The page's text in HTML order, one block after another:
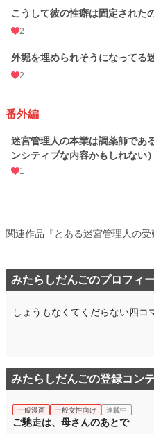
こうして彼の性癖は固定された
2
外堀を埋められそうになってる
2
番外編
迷宮管理人の本業は調薬師であ
ンシティブな内容かもしれない）
1
関連作品『とある迷宮管理人の受
みたらしだんごのプロフィ
しょうもなくてくだらない四コ
みたらしだんごの登録コン
一般漫画 一般女性向け 連載中
ご馳走は、母さんのあとで